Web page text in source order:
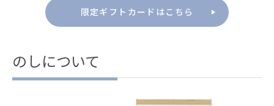
限定ギフトカードはこちら
のしについて